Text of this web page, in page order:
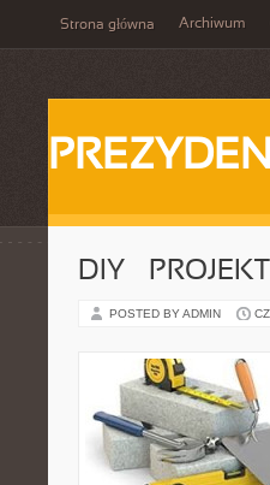
Strona główna Archiwum
DIY –
POSTED BY ADMIN